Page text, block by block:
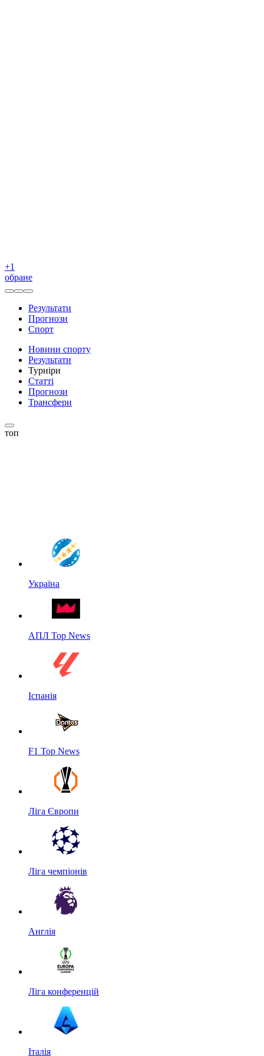
+1
обране
Результати
Прогнози
Спорт
Новини спорту
Результати
Турніри
Статті
Прогнози
Трансфери
топ
Україна
АПЛ Top News
Іспанія
F1 Top News
Ліга Європи
Ліга чемпіонів
Англія
Ліга конференцій
Італія